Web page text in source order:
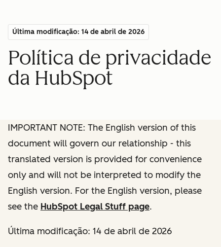
Última modificação: 14 de abril de 2026
Política de privacidade
da HubSpot
IMPORTANT NOTE: The English version of this
document will govern our relationship - this
translated version is provided for convenience
only and will not be interpreted to modify the
English version. For the English version, please
see the HubSpot Legal Stuff page.
Última modificação: 14 de abril de 2026